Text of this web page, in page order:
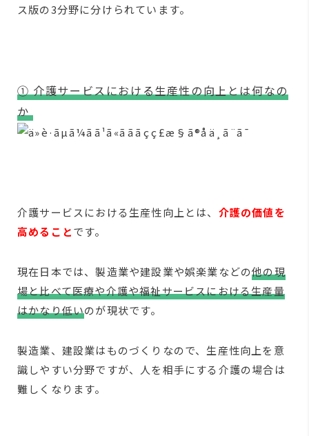
ス版の3分野に分けられています。
① 介護サービスにおける生産性の向上とは何なの
か
介護サービスにおける生産性向上とは、 介護の価値を
高めることです。
現在日本では、製造業や建設業や娯楽業などの他の現
場と比べて医療や介護や福祉サービスにおける生産量
はかなり低いのが現状です。
製造業、建設業はものづくりなので、生産性向上を意
識しやすい分野ですが、人を相手にする介護の場合は
難しくなります。